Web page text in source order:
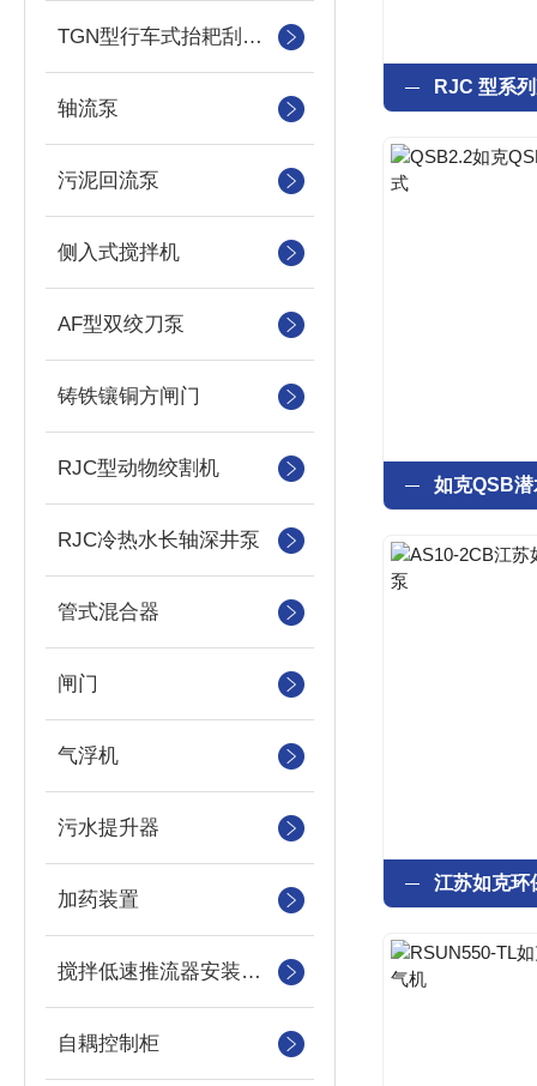
TGN型行车式抬耙刮泥（撇渣机）机
轴流泵
污泥回流泵
侧入式搅拌机
AF型双绞刀泵
铸铁镶铜方闸门
RJC型动物绞割机
RJC冷热水长轴深井泵
管式混合器
闸门
气浮机
污水提升器
加药装置
搅拌低速推流器安装系统
自耦控制柜